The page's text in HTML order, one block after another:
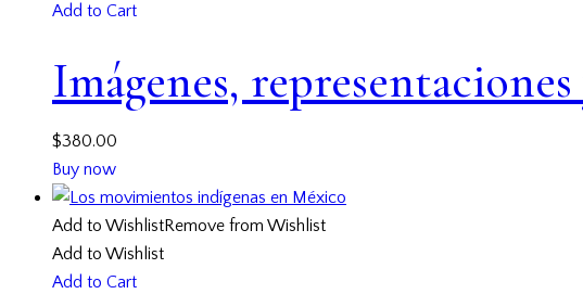
Add to Cart
Imágenes,
$380.00
Buy now
Add to WishlistRemove from Wishlist
Add to Wishlist
Add to Cart